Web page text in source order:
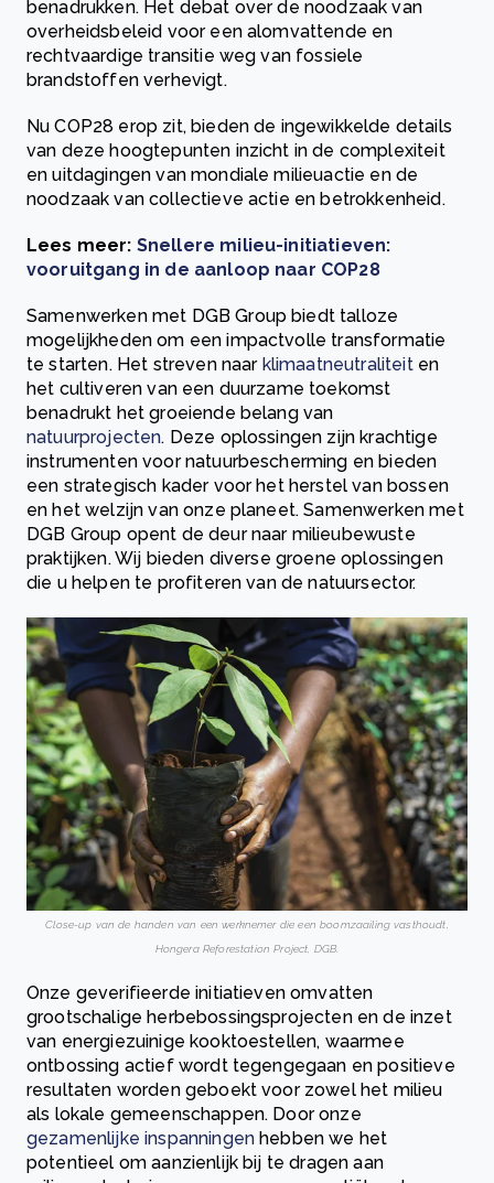
benadrukken. Het debat over de noodzaak van
overheidsbeleid voor een alomvattende en
rechtvaardige transitie weg van fossiele
brandstoffen verhevigt.
Nu COP28 erop zit, bieden de ingewikkelde details
van deze hoogtepunten inzicht in de complexiteit
en uitdagingen van mondiale milieuactie en de
noodzaak van collectieve actie en betrokkenheid.
Lees meer: Snellere milieu-initiatieven:
vooruitgang in de aanloop naar COP28
Samenwerken met DGB Group biedt talloze
mogelijkheden om een impactvolle transformatie
te starten. Het streven naar klimaatneutraliteiten
het cultiveren van een duurzame toekomst
benadrukt het groeiende belang van
natuurprojecten. Deze oplossingen zijn krachtige
instrumenten voor natuurbescherming en bieden
een strategisch kader voor het herstel van bossen
en het welzijn van onze planeet. Samenwerken met
DGB Group opent de deur naar milieubewuste
praktijken. Wij bieden diverse groene oplossingen
die u helpen te profiteren van de natuursector.
Close-up van de handen van een werknemer die een boomzaailing vasthoudt,
Hongera Reforestation Project, DGB.
Onze geverifieerde initiatieven omvatten
grootschalige herbebossingsprojecten en de inzet
van energiezuinige kooktoestellen, waarmee
ontbossing actief wordt tegengegaan en positieve
resultaten worden geboekt voor zowel het milieu
als lokale gemeenschappen. Door onze
gezamenlijke inspanningen hebben we het
potentieel om aanzienlijk bij te dragen aan